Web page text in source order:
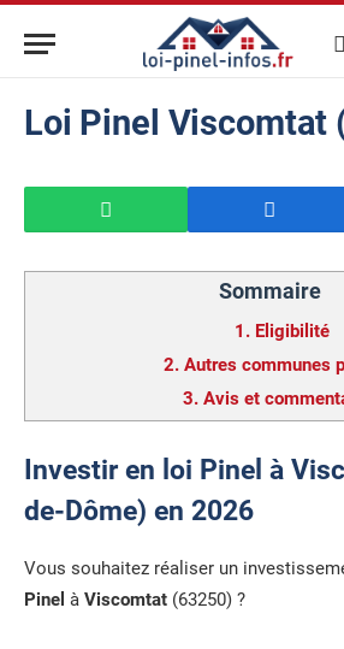
Loi Pinel Viscomtat
Sommaire
1. Eligibilité
2. Autres communes
3. Avis et
Investir en loi Pinel à
de-Dôme) en 2026
Vous souhaitez réaliser un
Pinel à Viscomtat (63250) ?